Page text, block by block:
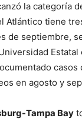
la categoría
Atlántico tiene
de septiembre,
Estatal
casos
en agosto y
Tampa Bay